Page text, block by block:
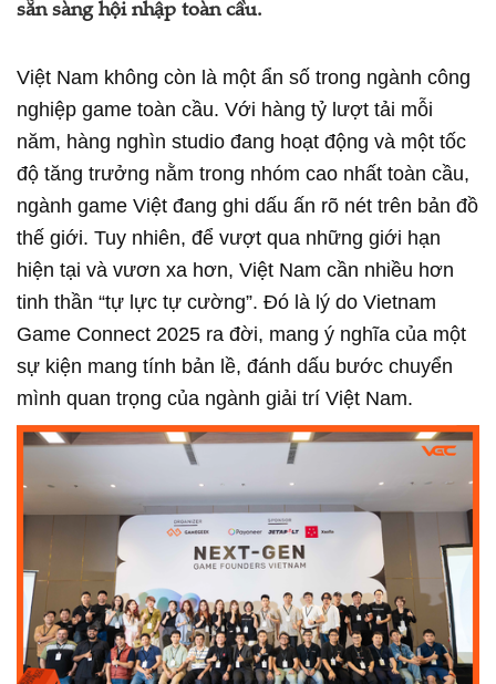
sẵn sàng hội nhập toàn cầu.
Việt Nam không còn là một ẩn số trong ngành công
nghiệp game toàn cầu. Với hàng tỷ lượt tải mỗi
năm, hàng nghìn studio đang hoạt động và một tốc
độ tăng trưởng nằm trong nhóm cao nhất toàn cầu,
ngành game Việt đang ghi dấu ấn rõ nét trên bản đồ
thế giới. Tuy nhiên, để vượt qua những giới hạn
hiện tại và vươn xa hơn, Việt Nam cần nhiều hơn
tinh thần “tự lực tự cường”. Đó là lý do Vietnam
Game Connect 2025 ra đời, mang ý nghĩa của một
sự kiện mang tính bản lề, đánh dấu bước chuyển
mình quan trọng của ngành giải trí Việt Nam.